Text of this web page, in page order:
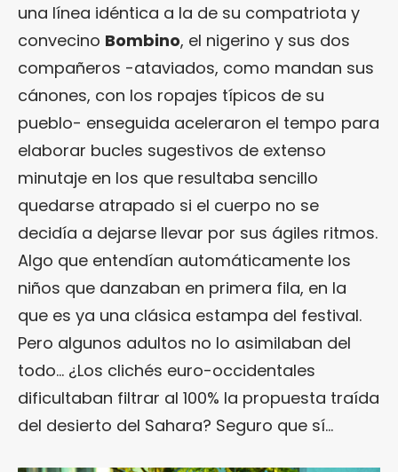
una línea idéntica a la de su compatriota y
convecino Bombino, el nigerino y sus dos
compañeros -ataviados, como mandan sus
cánones, con los ropajes típicos de su
pueblo- enseguida aceleraron el tempo para
elaborar bucles sugestivos de extenso
minutaje en los que resultaba sencillo
quedarse atrapado si el cuerpo no se
decidía a dejarse llevar por sus ágiles ritmos.
Algo que entendían automáticamente los
niños que danzaban en primera fila, en la
que es ya una clásica estampa del festival.
Pero algunos adultos no lo asimilaban del
todo… ¿Los clichés euro-occidentales
dificultaban filtrar al 100% la propuesta traída
del desierto del Sahara? Seguro que sí…